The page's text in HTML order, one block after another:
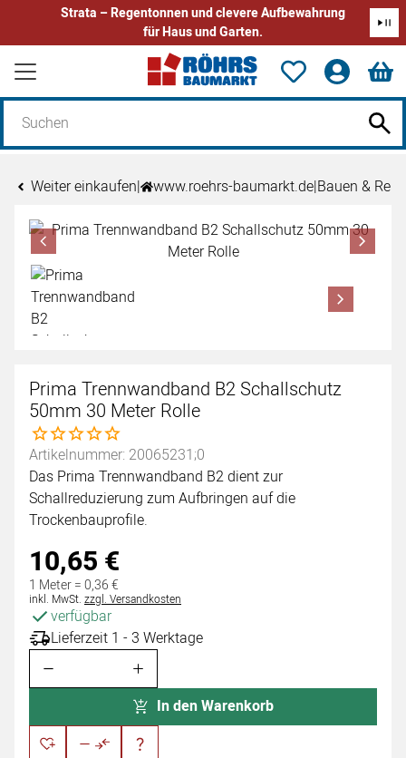
Strata – Regentonnen und clevere Aufbewahrung
für Haus und Garten.
Zum Hauptinhalt springen
Weiter einkaufen| www.roehrs-baumarkt.de|Bauen &
Produktgalerie
Zur Kaufbox springen
Prima Trennwandband B2 Schallschutz
50mm 30 Meter Rolle
Noch keine Bewertungen abgegeben
Artikelnummer: 20065231;0
Das Prima Trennwandband B2 dient zur
Schallreduzierung zum Aufbringen auf die
Trockenbauprofile.
10,65 €
1 Meter =0,36€
Steuerhinweis:
inkl. MwSt. zzgl. Versandkosten
verfügbar
Lieferzeit 1 - 3 Werktage
In den Warenkorb